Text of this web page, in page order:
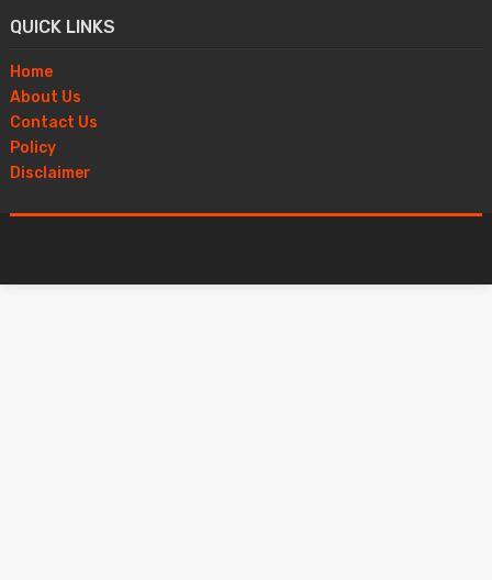
QUICK LINKS
Home
About Us
Contact Us
Policy
Disclaimer